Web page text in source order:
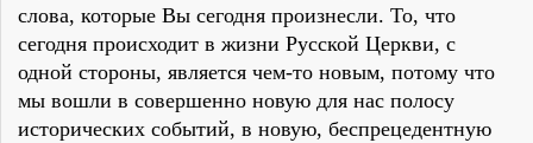
слова, которые Вы сегодня произнесли. То, что
сегодня происходит в жизни Русской Церкви, с
одной стороны, является чем-то новым, потому что
мы вошли в совершенно новую для нас полосу
исторических событий, в новую, беспрецедентную